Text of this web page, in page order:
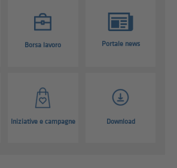
Borsa lavoro Portale news
Iniziative e campagne Download